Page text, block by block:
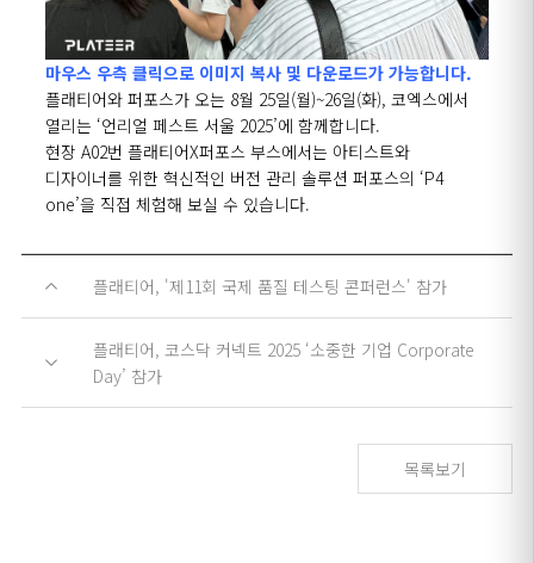
마우스 우측 클릭으로 이미지 복사 및 다운로드가 가능합니다.
플래티어와 퍼포스가 오는 8월 25일(월)~26일(화), 코엑스에서
열리는 ‘언리얼 페스트 서울 2025’에 함께합니다.
현장 A02번 플래티어X퍼포스 부스에서는 아티스트와
디자이너를 위한 혁신적인 버전 관리 솔루션 퍼포스의 ‘P4
one’을 직접 체험해 보실 수 있습니다.
플래티어, '제11회 국제 품질 테스팅 콘퍼런스' 참가
플래티어, 코스닥 커넥트 2025 ‘소중한 기업 Corporate
Day’ 참가
목록보기